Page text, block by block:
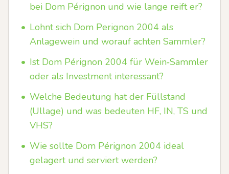
bei Dom Pérignon und wie lange reift er?
• Lohnt sich Dom Perignon 2004 als
Anlagewein und worauf achten Sammler?
• Ist Dom Pérignon 2004 für Wein‑Sammler
oder als Investment interessant?
• Welche Bedeutung hat der Füllstand
(Ullage) und was bedeuten HF, IN, TS und
VHS?
• Wie sollte Dom Pérignon 2004 ideal
gelagert und serviert werden?